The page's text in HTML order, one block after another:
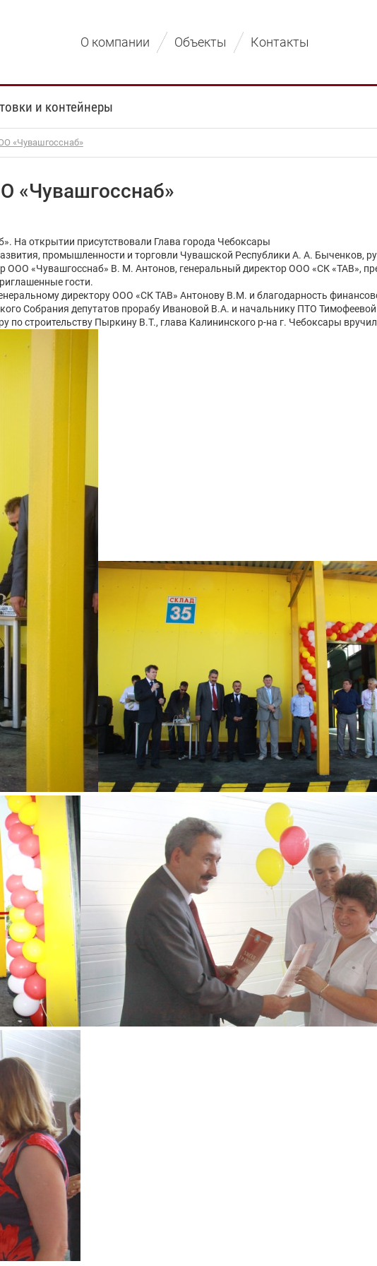
О компании Объекты Контакты
и контейнеры
«Чувашгосснаб»
«Чувашгосснаб»
На открытии присутствовали Глава города Чебоксары
промышленности и торговли Чувашской Республики А. А. Быченков,
«Чувашгосснаб» В. М. Антонов, генеральный директор ООО «СК «ТАВ»,
гости.
директору ООО «СК ТАВ» Антонову В.М. и благодарность
Собрания депутатов прорабу Ивановой В.А. и начальнику ПТО
по строительству Пыркину В.Т., глава Калининского р-на г. Чебоксары